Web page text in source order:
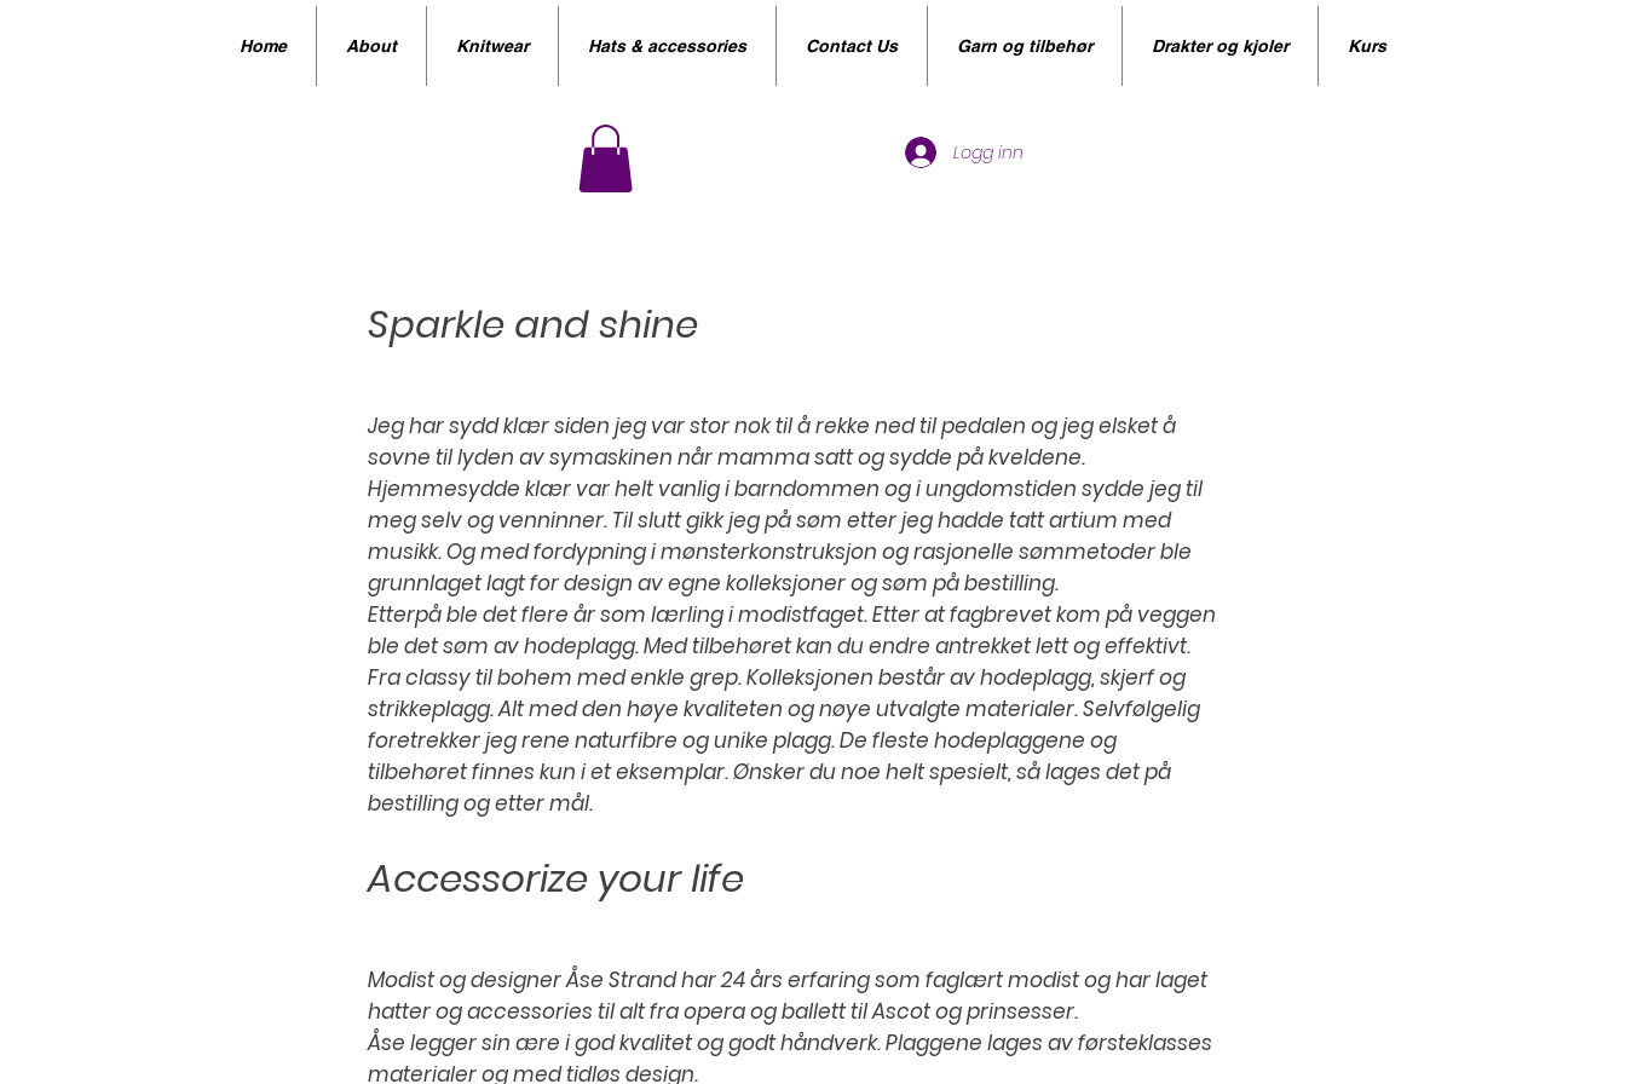
Home About Knitwear Hats & accessories Contact Us Garn og tilbehør Drakter og kjoler Kurs
Logg inn
Sparkle and shine
Jeg har sydd klær siden jeg var stor nok til å rekke ned til pedalen og jeg elsket å
sovne til lyden av symaskinen når mamma satt og sydde på kveldene.
Hjemmesydde klær var helt vanlig i barndommen og i ungdomstiden sydde jeg til
meg selv og venninner. Til slutt gikk jeg på søm etter jeg hadde tatt artium med
musikk. Og med fordypning i mønsterkonstruksjon og rasjonelle sømmetoder ble
grunnlaget lagt for design av egne kolleksjoner og søm på bestilling.
Etterpå ble det flere år som lærling i modistfaget. Etter at fagbrevet kom på veggen
ble det søm av hodeplagg. Med tilbehøret kan du endre antrekket lett og effektivt.
Fra classy til bohem med enkle grep. Kolleksjonen består av hodeplagg, skjerf og
strikkeplagg. Alt med den høye kvaliteten og nøye utvalgte materialer. Selvfølgelig
foretrekker jeg rene naturfibre og unike plagg. De fleste hodeplaggene og
tilbehøret finnes kun i et eksemplar. Ønsker du noe helt spesielt, så lages det på
bestilling og etter mål.
Accessorize your life
Modist og designer Åse Strand har 24 års erfaring som faglært modist og har laget
hatter og accessories til alt fra opera og ballett til Ascot og prinsesser.
Åse legger sin ære i god kvalitet og godt håndverk. Plaggene lages av førsteklasses
materialer og med tidløs design.